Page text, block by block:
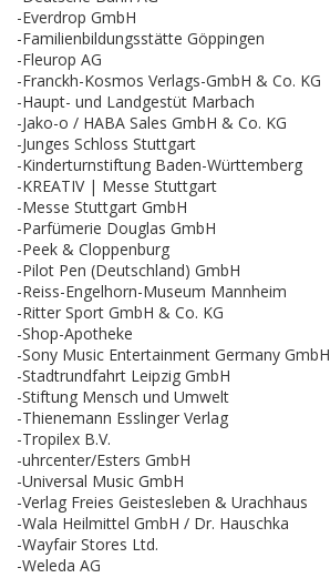
-Everdrop GmbH
-Familienbildungsstätte Göppingen
-Fleurop AG
-Franckh-Kosmos Verlags-GmbH & Co. KG
-Haupt- und Landgestüt Marbach
-Jako-o / HABA Sales GmbH & Co. KG
-Junges Schloss Stuttgart
-Kinderturnstiftung Baden-Württemberg
-KREATIV | Messe Stuttgart
-Messe Stuttgart GmbH
-Parfümerie Douglas GmbH
-Peek & Cloppenburg
-Pilot Pen (Deutschland) GmbH
-Reiss-Engelhorn-Museum Mannheim
-Ritter Sport GmbH & Co. KG
-Shop-Apotheke
-Sony Music Entertainment Germany GmbH
-Stadtrundfahrt Leipzig GmbH
-Stiftung Mensch und Umwelt
-Thienemann Esslinger Verlag
-Tropilex B.V.
-uhrcenter/Esters GmbH
-Universal Music GmbH
-Verlag Freies Geistesleben & Urachhaus
-Wala Heilmittel GmbH / Dr. Hauschka
-Wayfair Stores Ltd.
-Weleda AG